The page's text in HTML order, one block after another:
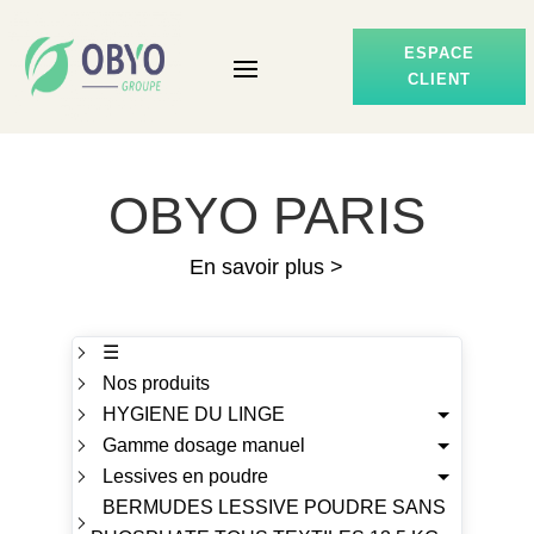
ESPACE
CLIENT
OBYO PARIS
En savoir plus >
☰
Nos produits
HYGIENE DU LINGE
Gamme dosage manuel
Lessives en poudre
BERMUDES LESSIVE POUDRE SANS